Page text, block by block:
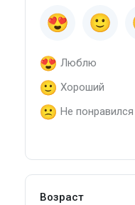
Люблю
Хороший
Не понравился
Возраст